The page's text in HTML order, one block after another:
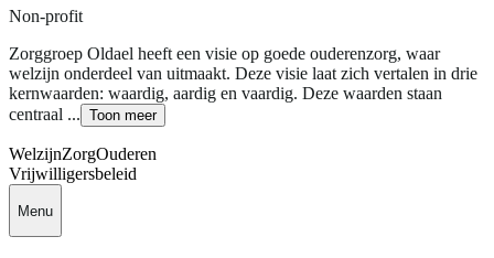
Non-profit
Zorggroep Oldael heeft een visie op goede ouderenzorg, waar
welzijn onderdeel van uitmaakt. Deze visie laat zich vertalen in drie
kernwaarden: waardig, aardig en vaardig. Deze waarden staan
centraal ... Toon meer
WelzijnZorgOuderen
Vrijwilligersbeleid
Menu